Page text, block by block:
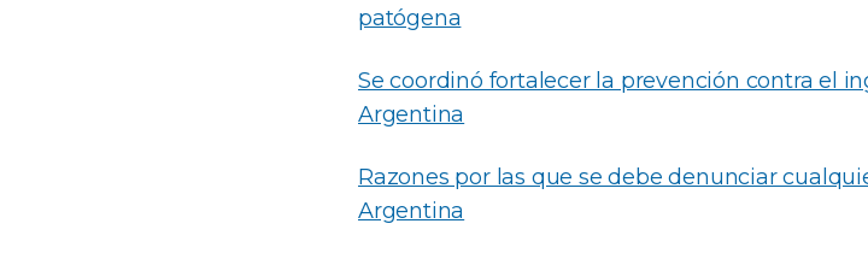
patógena
Se coordinó fortalecer la prevención contra el
Argentina
Razones por las que se debe denunciar
Argentina